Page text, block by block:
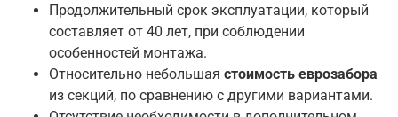
Продолжительный срок эксплуатации, который
составляет от 40 лет, при соблюдении
особенностей монтажа.
Относительно небольшая стоимость еврозабора
из секций, по сравнению с другими вариантами.